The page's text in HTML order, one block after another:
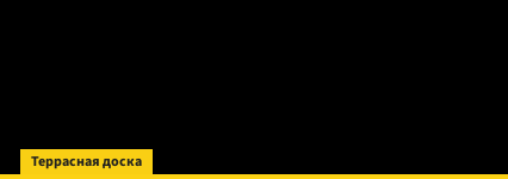
Террасная доска